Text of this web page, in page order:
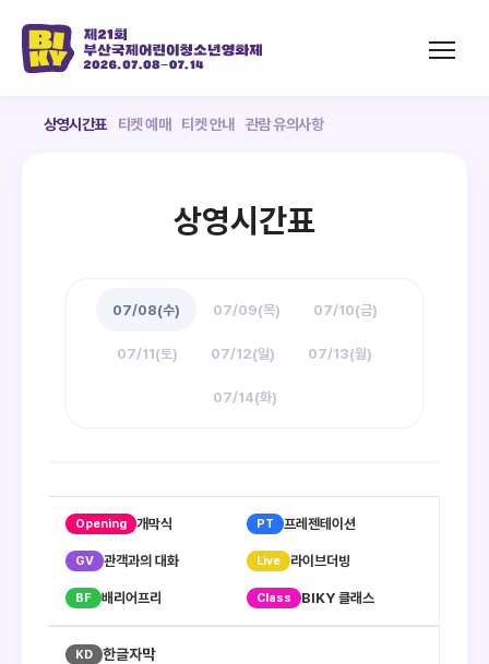
상영시간표 티켓 예매 티켓 안내 관람 유의사항
상영시간표
07/08(수) 07/09(목) 07/10(금)
07/11(토) 07/12(일) 07/13(월)
07/14(화)
개막식 프레젠테이션
관객과의 대화 라이브더빙
배리어프리 BIKY 클래스
한글자막